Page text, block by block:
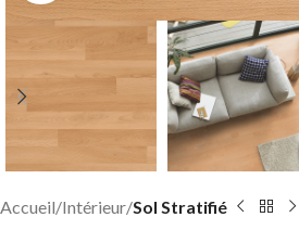
Accueil Intérieur Sol Stratifié